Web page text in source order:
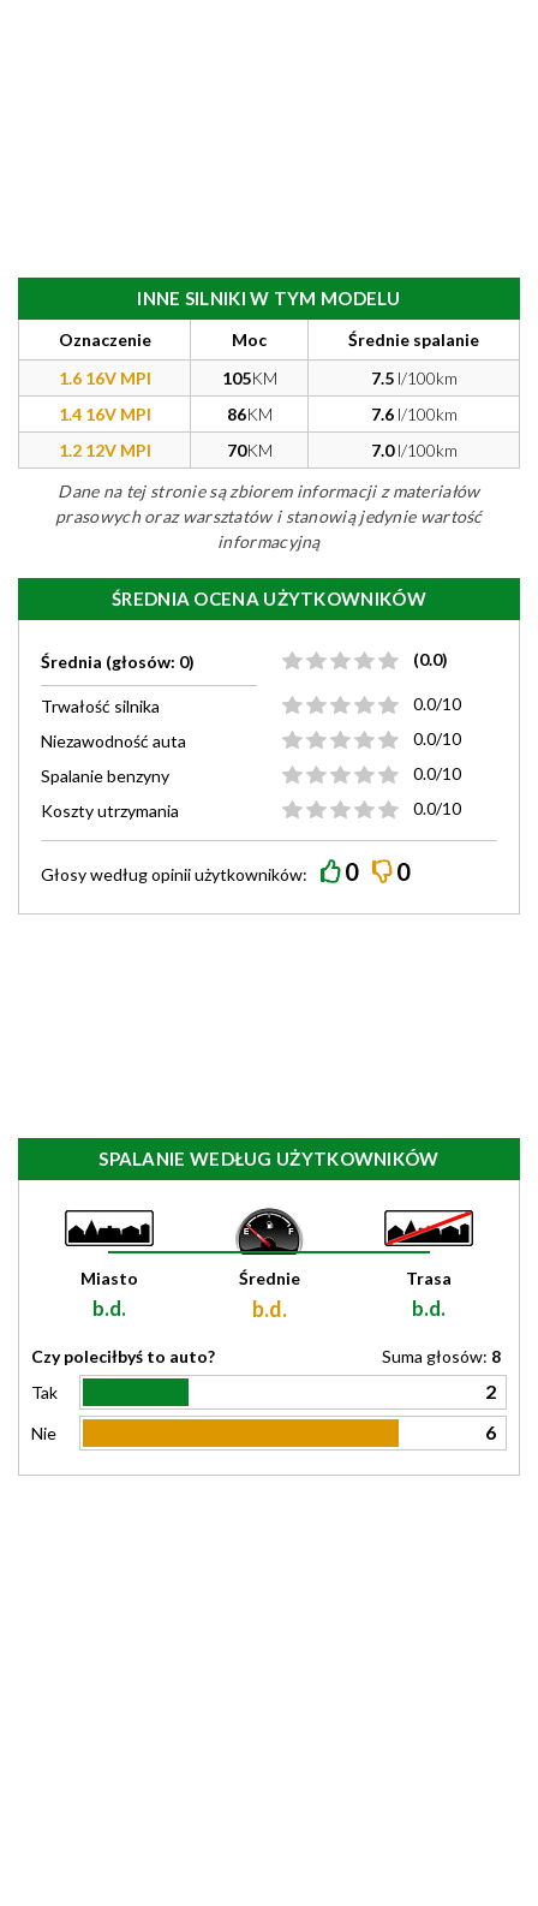
INNE SILNIKI W TYM MODELU
Oznaczenie Moc
Średnie spalanie
1.6 16V MPI
105KM 7.5l/100km
1.4 16V MPI
86KM 7.6l/100km
1.2 12V MPI
70KM 7.0l/100km
Dane na tej stronie są zbiorem informacji z materiałów
prasowych oraz warsztatów i stanowią jedynie wartość
informacyjną
ŚREDNIA OCENA UŻYTKOWNIKÓW
Średnia (głosów: 0) (0.0)
Trwałość silnika
0.0/10
Niezawodność auta
0.0/10
Spalanie benzyny
0.0/10
Koszty utrzymania
0.0/10
Głosy wedługopiniiużytkowników: 0 0
SPALANIE WEDŁUG UŻYTKOWNIKÓW
Miasto
b.d.
Średnie
b.d.
Trasa
b.d.
Czy poleciłbyś to auto? Suma głosów: 8
Tak
2
Nie 6